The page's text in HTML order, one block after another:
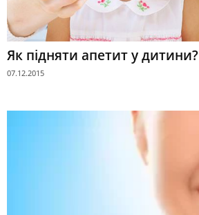
Як підняти апетит у дитини?
07.12.2015